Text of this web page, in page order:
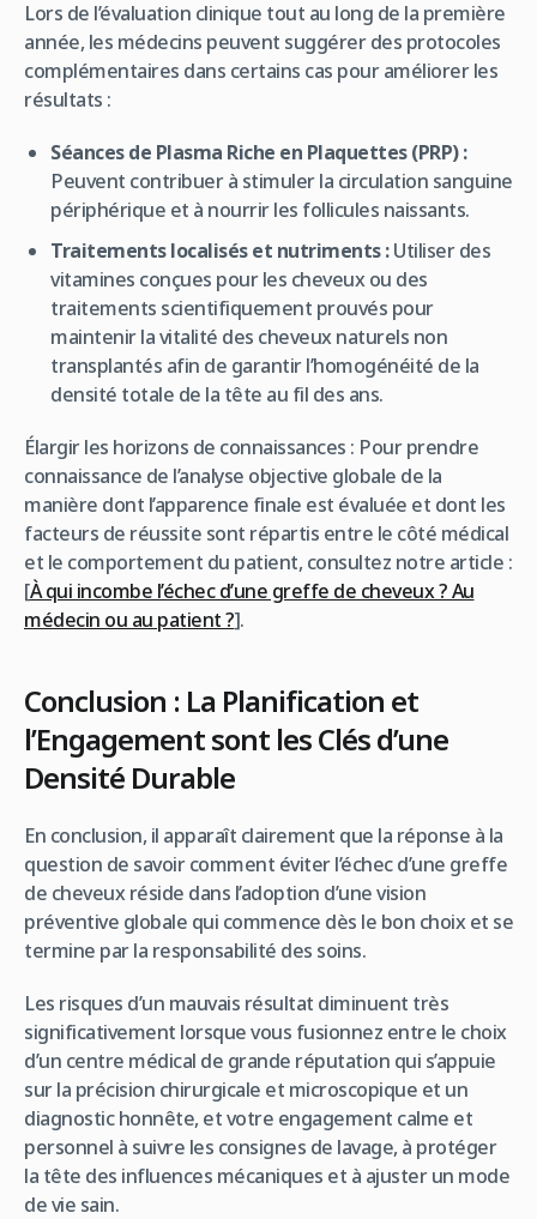
Lors de l’évaluation clinique tout au long de la première
année, les médecins peuvent suggérer des protocoles
complémentaires dans certains cas pour améliorer les
résultats :
Séances de Plasma Riche en Plaquettes (PRP) :
Peuvent contribuer à stimuler la circulation sanguine
périphérique et à nourrir les follicules naissants.
Traitements localisés et nutriments :Utiliser des
vitamines conçues pour les cheveux ou des
traitements scientifiquement prouvés pour
maintenir la vitalité des cheveux naturels non
transplantés afin de garantir l’homogénéité de la
densité totale de la tête au fil des ans.
Élargir les horizons de connaissances : Pour prendre
connaissance de l’analyse objective globale de la
manière dont l’apparence finale est évaluée et dont les
facteurs de réussite sont répartis entre le côté médical
et le comportement du patient, consultez notre article :
[À qui incombe l’échec d’une greffe de cheveux ? Au
médecin ou au patient ?].
Conclusion : La Planification et
l’Engagement sont les Clés d’une
Densité Durable
En conclusion, il apparaît clairement que la réponse à la
question de savoir comment éviter l’échec d’une greffe
de cheveux réside dans l’adoption d’une vision
préventive globale qui commence dès le bon choix et se
termine par la responsabilité des soins.
Les risques d’un mauvais résultat diminuent très
significativement lorsque vous fusionnez entre le choix
d’un centre médical de grande réputation qui s’appuie
sur la précision chirurgicale et microscopique et un
diagnostic honnête, et votre engagement calme et
personnel à suivre les consignes de lavage, à protéger
la tête des influences mécaniques et à ajuster un mode
de vie sain.